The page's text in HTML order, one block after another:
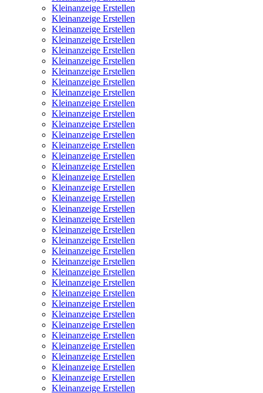
Kleinanzeige Erstellen
Kleinanzeige Erstellen
Kleinanzeige Erstellen
Kleinanzeige Erstellen
Kleinanzeige Erstellen
Kleinanzeige Erstellen
Kleinanzeige Erstellen
Kleinanzeige Erstellen
Kleinanzeige Erstellen
Kleinanzeige Erstellen
Kleinanzeige Erstellen
Kleinanzeige Erstellen
Kleinanzeige Erstellen
Kleinanzeige Erstellen
Kleinanzeige Erstellen
Kleinanzeige Erstellen
Kleinanzeige Erstellen
Kleinanzeige Erstellen
Kleinanzeige Erstellen
Kleinanzeige Erstellen
Kleinanzeige Erstellen
Kleinanzeige Erstellen
Kleinanzeige Erstellen
Kleinanzeige Erstellen
Kleinanzeige Erstellen
Kleinanzeige Erstellen
Kleinanzeige Erstellen
Kleinanzeige Erstellen
Kleinanzeige Erstellen
Kleinanzeige Erstellen
Kleinanzeige Erstellen
Kleinanzeige Erstellen
Kleinanzeige Erstellen
Kleinanzeige Erstellen
Kleinanzeige Erstellen
Kleinanzeige Erstellen
Kleinanzeige Erstellen